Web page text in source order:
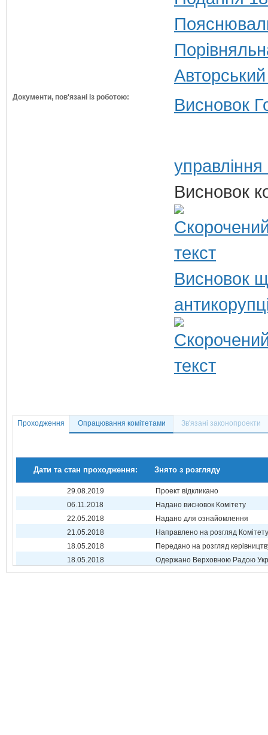
Документи, пов'язані із роботою: Висновок
Висновок
Висновок
Проходження Опрацювання комітетами Зв'язані законопроекти
Дати та стан проходження: Знято з розгляду
29.08.2019
Проект відкликано
06.11.2018
Надано висновок Комітету
22.05.2018
Надано для ознайомлення
21.05.2018
Направлено на розгляд Комітету
18.05.2018
Передано на розгляд
18.05.2018
Одержано Верховною Радою